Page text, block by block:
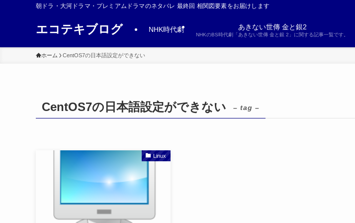
朝ドラ・大河ドラマ・プレミアムドラマのネタバレ 最終回 相関図要素をお届けします
エコテキブログ NHK時代劇 あきない世傳 金と銀2
NHKのBS時代劇「あきない世傳 金と銀 2」に関する記事一覧です。
ホーム CentOS7の日本語設定ができない
CentOS7の日本語設定ができない – tag –
Linux